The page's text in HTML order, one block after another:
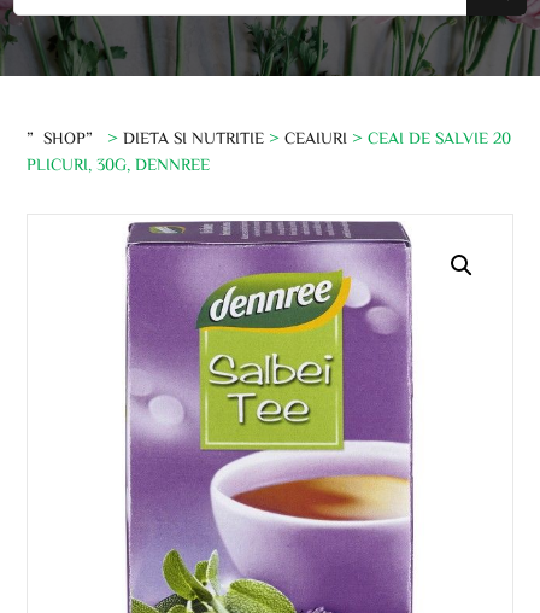
”SHOP” >DIETA SI NUTRITIE >CEAIURI > CEAI DE SALVIE 20
PLICURI, 30G, DENNREE